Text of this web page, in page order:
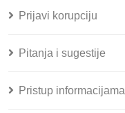
Prijavi korupciju
Pitanja i sugestije
Pristup informacijama